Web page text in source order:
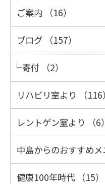
ご案内 （16）
ブログ （157）
寄付 （2）
リハビリ室より （116）
レントゲン室より （6）
中島からのおすすめメ
健康100年時代 （15）